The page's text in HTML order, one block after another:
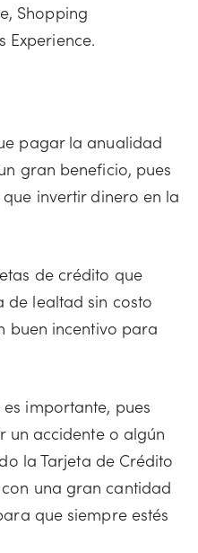
Shopping
Experience.
pagar la anualidad
gran beneficio, pues
invertir dinero en la
de crédito que
lealtad sin costo
buen incentivo para
importante, pues
un accidente o algún
la Tarjeta de Crédito
con una gran cantidad
que siempre estés